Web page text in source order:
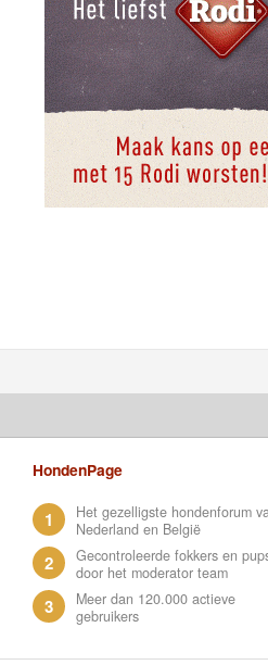
HondenPage
1
Het gezelligste hondenforum
Nederland en België
2
Gecontroleerde fokkers en
door het moderator team
3
Meer dan 120.000 actieve
gebruikers